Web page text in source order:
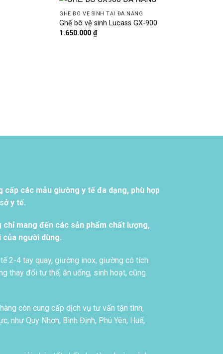
GHẾ BÔ VỆ SINH TẠI ĐÀ NẴNG
Ghế bô vệ sinh Lucass GX-900
1.650.000₫
các mẫu giường y tế đa dạng, phù hợp
y tế.
mang đến các sản phẩm chất lượng,
người dùng.
2-4 tay quay, giường inox, giường có tích
thay đổi tư thế, ăn uống, sinh hoạt, cũng
còn cung cấp dịch vụ tư vấn tận tình,
như Quy Nhơn, Bình Định, Phú Yên, Huế,